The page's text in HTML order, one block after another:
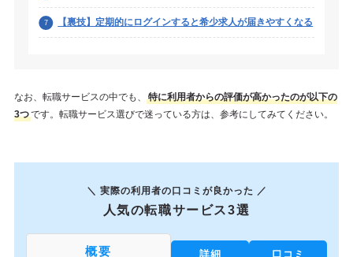
【裏技】定期的にログインすると希少求人が届きやすくなる
なお、転職サービスの中でも、
特に利用者からの評価が高かったのが以下の
3つです。転職サービス選びで迷っている方は、参考にしてみてください。
＼ 実際の利用者の口コミが良かった ／
人気の転職サービス3選
概要 詳細 口コミ